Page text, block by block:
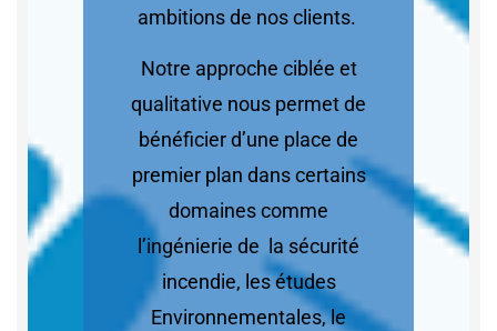
ambitions de nos clients.
Notre approche ciblée et
qualitative nous permet de
bénéficier d’une place de
premier plan dans certains
domaines comme
l’ingénierie de la sécurité
incendie, les études
Environnementales, le